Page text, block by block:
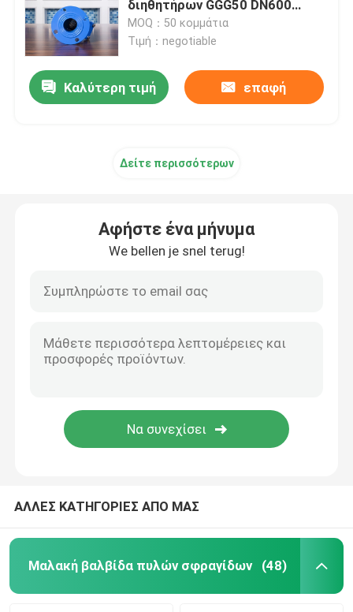
διηθητήρων GGG50 DN600
βιομηχανικό
MOQ：50 κομμάτια
Τιμή：negotiable
Καλύτερη τιμή επαφή
Δείτε περισσότερων
Αφήστε ένα μήνυμα
We bellen je snel terug!
ΑΛΛΕΣ ΚΑΤΗΓΟΡΙΕΣ ΑΠΟ ΜΑΣ
Μαλακή βαλβίδα πυλών σφραγίδων (48)